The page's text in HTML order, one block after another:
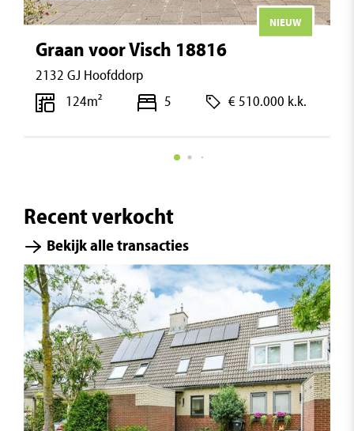
NIEUW
Graan voor Visch 18816
2132 GJ Hoofddorp
124m²
5 € 510.000 k.k.
Recent verkocht
Bekijk alle transacties